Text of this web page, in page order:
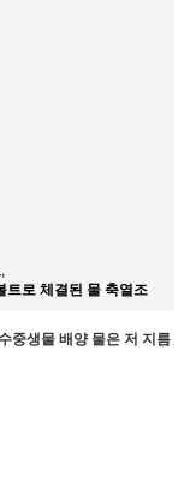
,
트로 체결된 물 축열조
중생물 배양 물은 저 지름